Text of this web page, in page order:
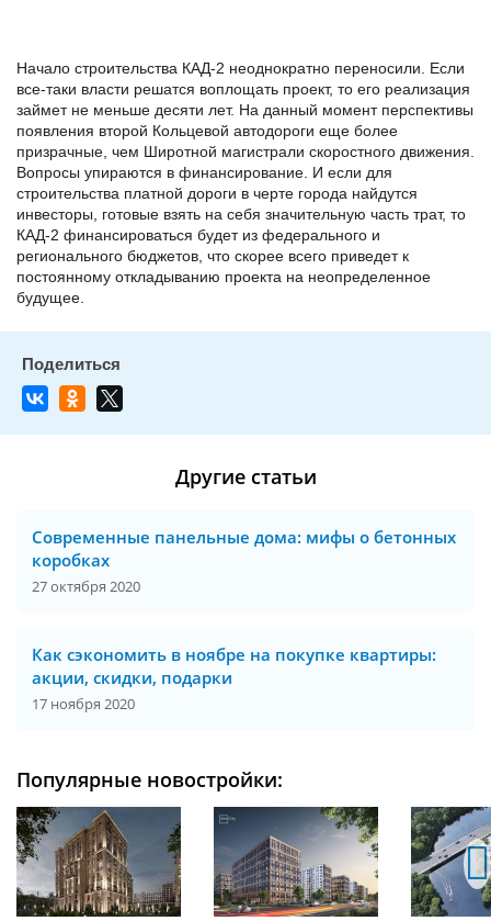
Начало строительства КАД-2 неоднократно переносили. Если
все-таки власти решатся воплощать проект, то его реализация
займет не меньше десяти лет. На данный момент перспективы
появления второй Кольцевой автодороги еще более
призрачные, чем Широтной магистрали скоростного движения.
Вопросы упираются в финансирование. И если для
строительства платной дороги в черте города найдутся
инвесторы, готовые взять на себя значительную часть трат, то
КАД-2 финансироваться будет из федерального и
регионального бюджетов, что скорее всего приведет к
постоянному откладыванию проекта на неопределенное
будущее.
Другие статьи
Современные панельные дома: мифы о бетонных
коробках
27 октября 2020
Как сэкономить в ноябре на покупке квартиры:
акции, скидки, подарки
17 ноября 2020
Популярные новостройки: